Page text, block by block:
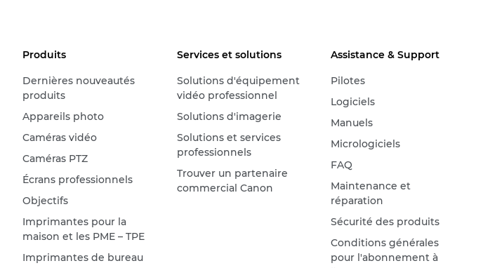
Produits
Dernières nouveautés
produits
Appareils photo
Caméras vidéo
Caméras PTZ
Écrans professionnels
Objectifs
Imprimantes pour la
maison et les PME – TPE
Imprimantes de bureau
Services et solutions
Solutions d'équipement
vidéo professionnel
Solutions d'imagerie
Solutions et services
professionnels
Trouver un partenaire
commercial Canon
Assistance & Support
Pilotes
Logiciels
Manuels
Micrologiciels
FAQ
Maintenance et
réparation
Sécurité des produits
Conditions générales
pour l'abonnement à